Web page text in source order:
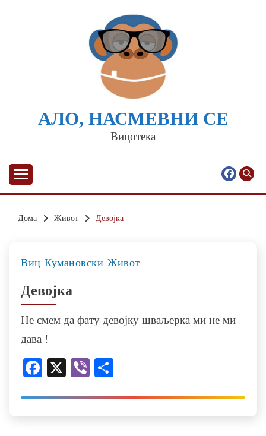
АЛО, НАСМЕВНИ СЕ
Вицотека
Дома Живот Девојка
Виц Кумановски Живот
Девојка
Не смем да фату девојку шваљерка ми не ми
дава !
Facebook
X Viber